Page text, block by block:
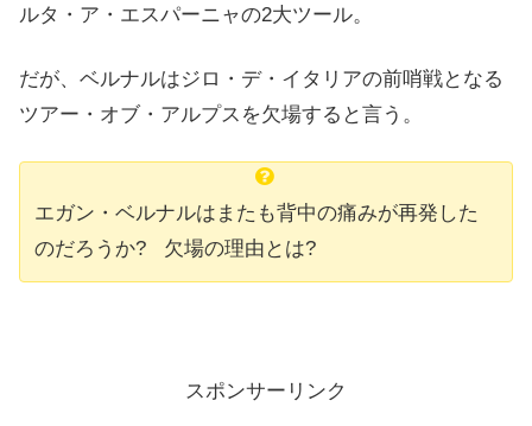
ルタ・ア・エスパーニャの2大ツール。
だが、ベルナルはジロ・デ・イタリアの前哨戦となる
ツアー・オブ・アルプスを欠場すると言う。
エガン・ベルナルはまたも背中の痛みが再発した
のだろうか? 欠場の理由とは?
スポンサーリンク